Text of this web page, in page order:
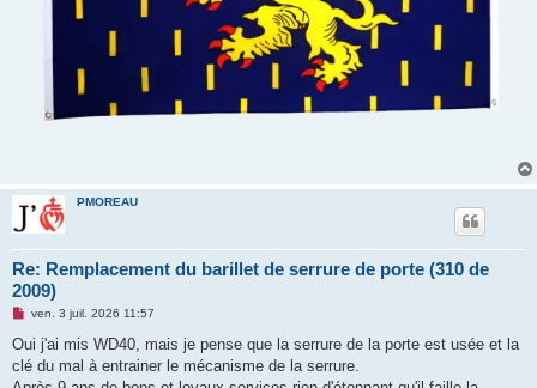
PMOREAU
Re: Remplacement du barillet de serrure de porte (310 de
2009)
M
s
a
g
ven. 3 juil. 2026 11:57
Oui j'ai mis WD40, mais je pense que la serrure de la porte est usée et la
clé du mal à entrainer le mécanisme de la serrure.